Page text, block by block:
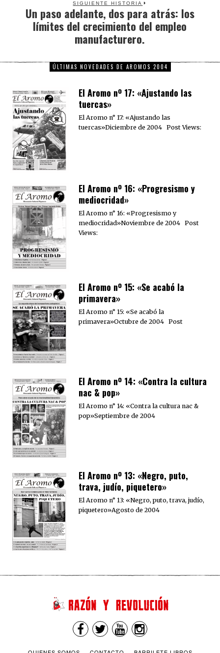
SIGUIENTE HISTORIA
Next
post:
Un paso adelante, dos para atrás: los
límites del crecimiento del empleo
manufacturero.
ÚLTIMAS NOVEDADES DE AROMOS 2004
El Aromo nº 17: «Ajustando las
tuercas»
El Aromo n° 17: «Ajustando las
tuercas»Diciembre de 2004 Post Views:
El Aromo nº 16: «Progresismo y
mediocridad»
El Aromo n° 16: «Progresismo y
mediocridad»Noviembre de 2004 Post
Views:
El Aromo nº 15: «Se acabó la
primavera»
El Aromo n° 15: «Se acabó la
primavera»Octubre de 2004 Post
El Aromo nº 14: «Contra la cultura
nac & pop»
El Aromo n° 14: «Contra la cultura nac &
pop»Septiembre de 2004
El Aromo nº 13: «Negro, puto,
trava, judío, piquetero»
El Aromo n° 13: «Negro, puto, trava, judío,
piquetero»Agosto de 2004